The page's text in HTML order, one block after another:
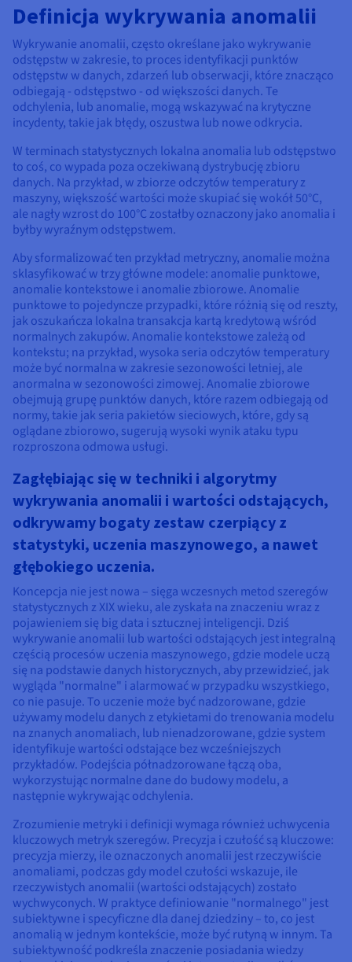
Definicja wykrywania anomalii
Wykrywanie anomalii, często określane jako wykrywanie
odstępstw w zakresie, to proces identyfikacji punktów
odstępstw w danych, zdarzeń lub obserwacji, które znacząco
odbiegają - odstępstwo - od większości danych. Te
odchylenia, lub anomalie, mogą wskazywać na krytyczne
incydenty, takie jak błędy, oszustwa lub nowe odkrycia.
W terminach statystycznych lokalna anomalia lub odstępstwo
to coś, co wypada poza oczekiwaną dystrybucję zbioru
danych. Na przykład, w zbiorze odczytów temperatury z
maszyny, większość wartości może skupiać się wokół 50°C,
ale nagły wzrost do 100°C zostałby oznaczony jako anomalia i
byłby wyraźnym odstępstwem.
Aby sformalizować ten przykład metryczny, anomalie można
sklasyfikować w trzy główne modele: anomalie punktowe,
anomalie kontekstowe i anomalie zbiorowe. Anomalie
punktowe to pojedyncze przypadki, które różnią się od reszty,
jak oszukańcza lokalna transakcja kartą kredytową wśród
normalnych zakupów. Anomalie kontekstowe zależą od
kontekstu; na przykład, wysoka seria odczytów temperatury
może być normalna w zakresie sezonowości letniej, ale
anormalna w sezonowości zimowej. Anomalie zbiorowe
obejmują grupę punktów danych, które razem odbiegają od
normy, takie jak seria pakietów sieciowych, które, gdy są
oglądane zbiorowo, sugerują wysoki wynik ataku typu
rozproszona odmowa usługi.
Zagłębiając się w techniki i algorytmy
wykrywania anomalii i wartości odstających,
odkrywamy bogaty zestaw czerpiący z
statystyki, uczenia maszynowego, a nawet
głębokiego uczenia.
Koncepcja nie jest nowa – sięga wczesnych metod szeregów
statystycznych z XIX wieku, ale zyskała na znaczeniu wraz z
pojawieniem się big data i sztucznej inteligencji. Dziś
wykrywanie anomalii lub wartości odstających jest integralną
częścią procesów uczenia maszynowego, gdzie modele uczą
się na podstawie danych historycznych, aby przewidzieć, jak
wygląda "normalne" i alarmować w przypadku wszystkiego,
co nie pasuje. To uczenie może być nadzorowane, gdzie
używamy modelu danych z etykietami do trenowania modelu
na znanych anomaliach, lub nienadzorowane, gdzie system
identyfikuje wartości odstające bez wcześniejszych
przykładów. Podejścia półnadzorowane łączą oba,
wykorzystując normalne dane do budowy modelu, a
następnie wykrywając odchylenia.
Zrozumienie metryki i definicji wymaga również uchwycenia
kluczowych metryk szeregów. Precyzja i czułość są kluczowe:
precyzja mierzy, ile oznaczonych anomalii jest rzeczywiście
anomaliami, podczas gdy model czułości wskazuje, ile
rzeczywistych anomalii (wartości odstających) zostało
wychwyconych. W praktyce definiowanie "normalnego" jest
subiektywne i specyficzne dla danej dziedziny – to, co jest
anomalią w jednym kontekście, może być rutyną w innym. Ta
subiektywność podkreśla znaczenie posiadania wiedzy